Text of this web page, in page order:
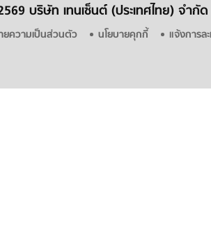
บริษัท เทนเซ็นต์ (ประเทศไทย) จำกัด
ยความเป็นส่วนตัว นโยบายคุกกี้ แจ้งการล